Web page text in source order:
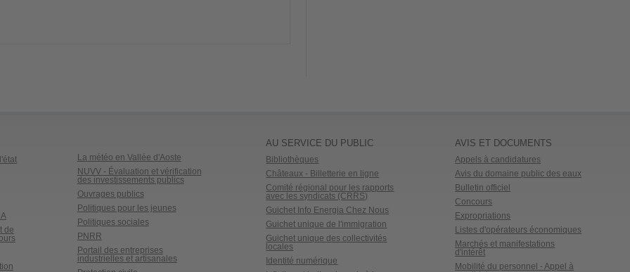
de
La météo en Vallée d'Aoste
NUVV - Évaluation et vérification
des investissements publics
Ouvrages publics
Politiques pour les jeunes
Politiques sociales
PNRR
Portail des entreprises
industrielles et artisanales
AU SERVICE DU PUBLIC
Bibliothèques
Châteaux - Billetterie en ligne
Comité régional pour les rapports
avec les syndicats (CRRS)
Guichet Info Energia Chez Nous
Guichet unique de l'immigration
Guichet unique des collectivités
locales
Identité numérique
AVIS ET DOCUMENTS
Appels à candidatures
Avis du domaine public des eaux
Bulletin officiel
Concours
Expropriations
Listes d'opérateurs économiques
Marchés et manifestations
d'intérêt
Mobilité du personnel - Appel à